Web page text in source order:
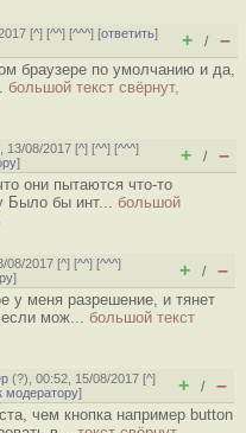
[^] [^^] [^^^] [ответить]
+ / –
браузере по умолчанию и да,
большой текст свёрнут,
13/08/2017 [^] [^^] [^^^]
] + / –
они пытаются что-то
Было бы инт... большой
08/2017 [^] [^^] [^^^]
] + / –
у меня разрешение, и тянет
если мож... большой текст
(?), 00:52, 15/08/2017 [^]
модератору] + / –
чем кнопка например button